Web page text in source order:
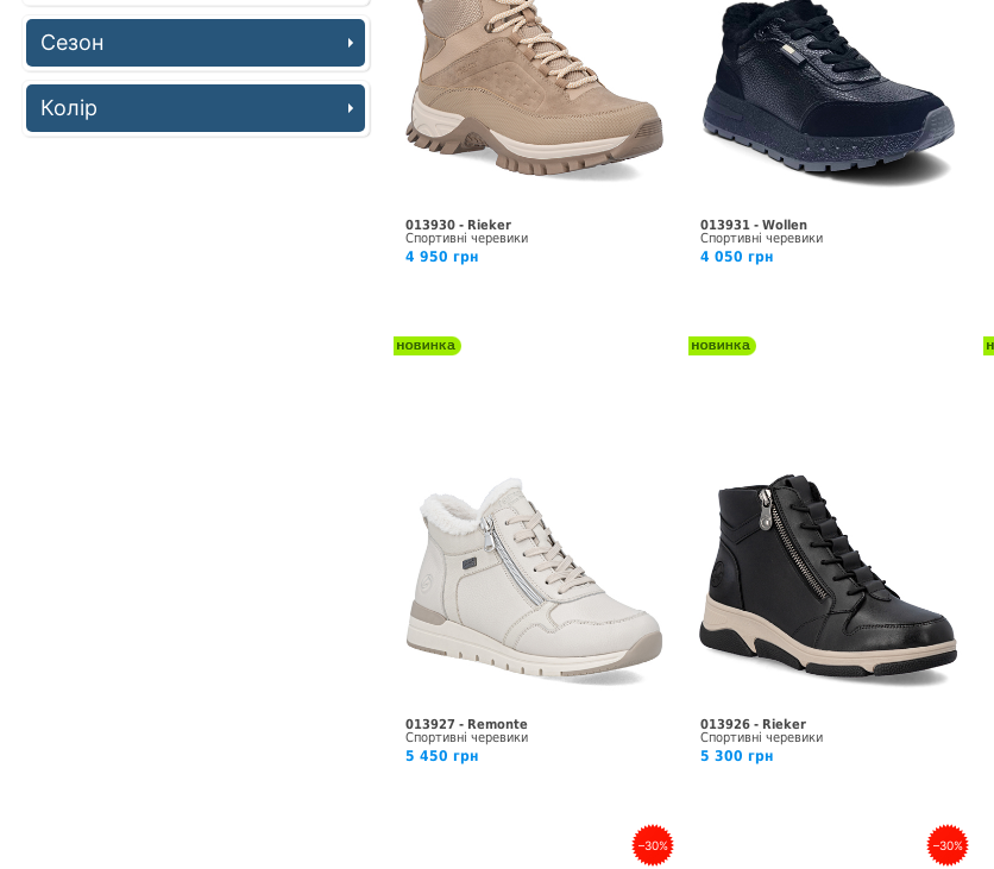
Сезон
Колір
013930 - Rieker
Спортивні черевики
4 950 грн
013931 - Wollen
Спортивні черевики
4 050 грн
013927 - Remonte
Спортивні черевики
5 450 грн
013926 - Rieker
Спортивні черевики
5 300 грн
–30% –30%